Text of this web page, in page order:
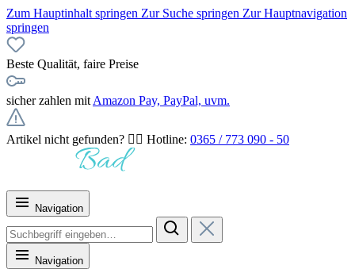
Zum Hauptinhalt springen Zur Suche springen Zur Hauptnavigation
springen
Beste Qualität, faire Preise
sicher zahlen mit Amazon Pay, PayPal, uvm.
Artikel nicht gefunden? 👉🏻 Hotline: 0365 / 773 090 - 50
Navigation
Navigation